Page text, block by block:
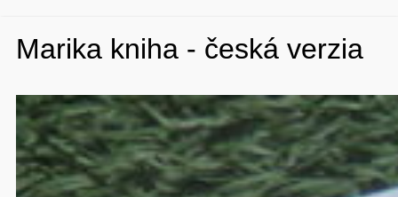
Marika kniha - česká verzia